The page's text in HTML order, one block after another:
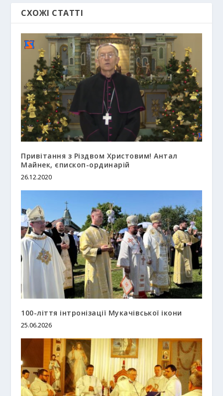
СХОЖІ СТАТТІ
Привітання з Різдвом Христовим! Антал
Майнек, єпископ-ординарій
26.12.2020
100-ліття інтронізації Мукачівської ікони
25.06.2026